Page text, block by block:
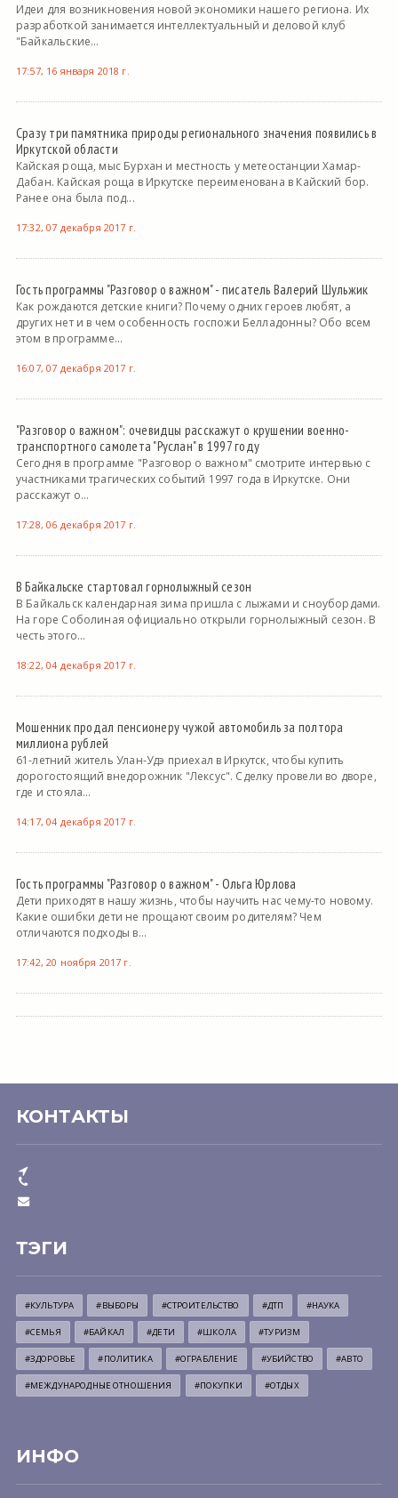
Идеи для возникновения новой экономики нашего региона. Их
разработкой занимается интеллектуальный и деловой клуб
"Байкальские...
17:57, 16 января 2018 г.
Сразу три памятника природы регионального значения появились в
Иркутской области
Кайская роща, мыс Бурхан и местность у метеостанции Хамар-
Дабан. Кайская роща в Иркутске переименована в Кайский бор.
Ранее она была под...
17:32, 07 декабря 2017 г.
Гость программы "Разговор о важном" - писатель Валерий Шульжик
Как рождаются детские книги? Почему одних героев любят, а
других нет и в чем особенность госпожи Белладонны? Обо всем
этом в программе...
16:07, 07 декабря 2017 г.
"Разговор о важном": очевидцы расскажут о крушении военно-
транспортного самолета "Руслан" в 1997 году
Сегодня в программе "Разговор о важном" смотрите интервью с
участниками трагических событий 1997 года в Иркутске. Они
расскажут о...
17:28, 06 декабря 2017 г.
В Байкальске стартовал горнолыжный сезон
В Байкальск календарная зима пришла с лыжами и сноубордами.
На горе Соболиная официально открыли горнолыжный сезон. В
честь этого...
18:22, 04 декабря 2017 г.
Мошенник продал пенсионеру чужой автомобиль за полтора
миллиона рублей
61-летний житель Улан-Удэ приехал в Иркутск, чтобы купить
дорогостоящий внедорожник "Лексус". Сделку провели во дворе,
где и стояла...
14:17, 04 декабря 2017 г.
Гость программы "Разговор о важном" - Ольга Юрлова
Дети приходят в нашу жизнь, чтобы научить нас чему-то новому.
Какие ошибки дети не прощают своим родителям? Чем
отличаются подходы в...
17:42, 20 ноября 2017 г.
КОНТАКТЫ
ТЭГИ
#КУЛЬТУРА #ВЫБОРЫ #СТРОИТЕЛЬСТВО #ДТП #НАУКА
#СЕМЬЯ #БАЙКАЛ #ДЕТИ #ШКОЛА #ТУРИЗМ
#ЗДОРОВЬЕ #ПОЛИТИКА #ОГРАБЛЕНИЕ #УБИЙСТВО #АВТО
#МЕЖДУНАРОДНЫЕ ОТНОШЕНИЯ #ПОКУПКИ #ОТДЫХ
ИНФО